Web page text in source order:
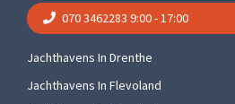
070 3462283 9:00 - 17:00
Jachthavens In Drenthe
Jachthavens In Flevoland